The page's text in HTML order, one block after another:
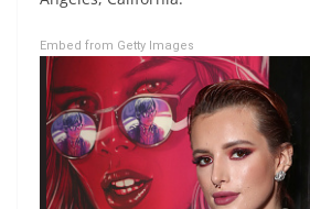
Embed from Getty Images